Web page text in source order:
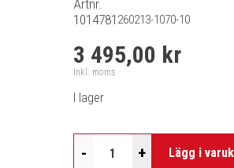
Artnr.
1014781 260213-1070-10
3 495,00 kr
Inkl. moms
I lager
- + Lägg i